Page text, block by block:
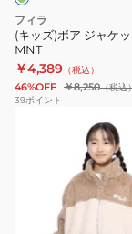
ト
144703-
MNT
フィラ
(キッズ)ボア ジャケ
MNT
￥4,389 （税込）
46%OFF ￥8,250（税込
39ポイント